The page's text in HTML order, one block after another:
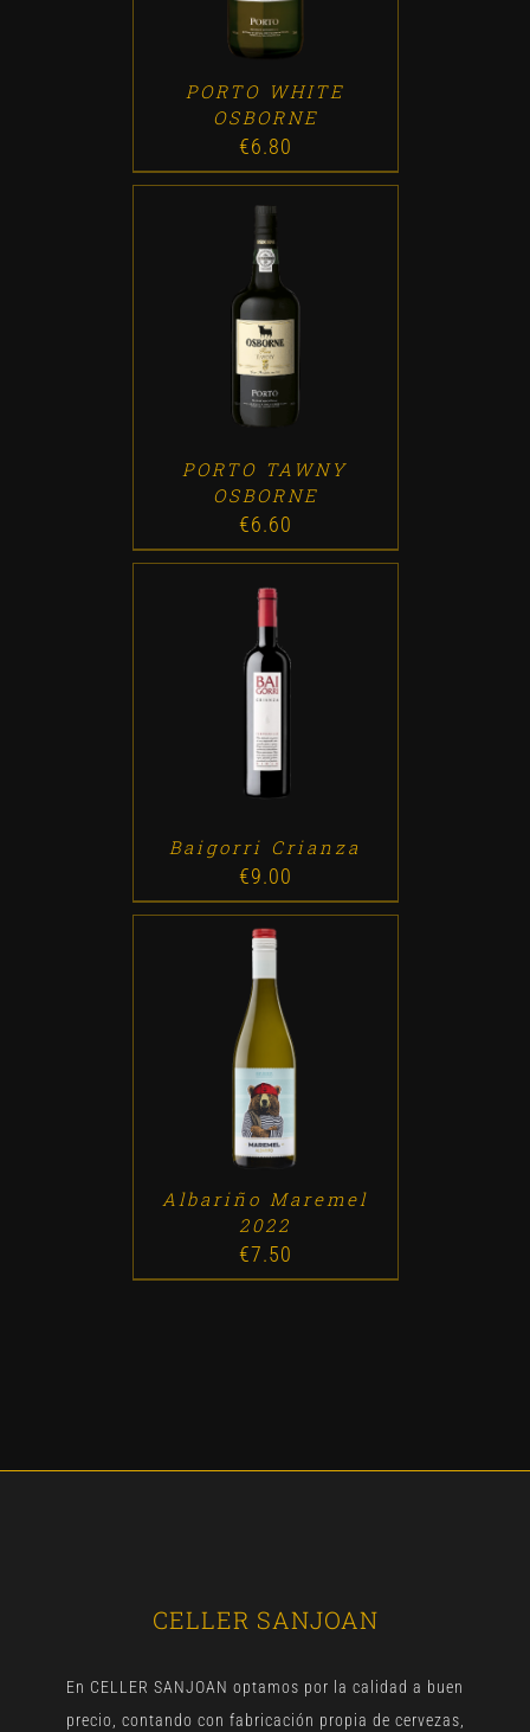
PORTO WHITE
OSBORNE
€6.80
ADD TO CART /
PORTO TAWNY
OSBORNE
€6.60
ADD TO CART /
Baigorri Crianza
€9.00
ADD TO CART
Albariño Maremel
2022
€7.50
CELLER SANJOAN
En CELLER SANJOAN optamos por la calidad a buen
precio, contando con fabricación propia de cervezas,